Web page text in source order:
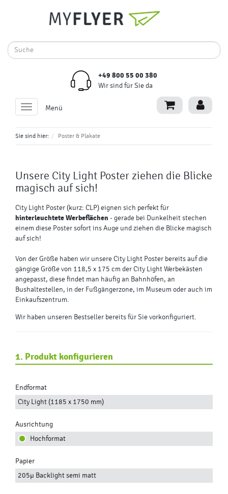
+49 800 55 00 380
Wir sind für Sie da
Toggle
navigation
Menü
Sie sind hier: Poster & Plakate
Unsere City Light Poster ziehen die Blicke
magisch auf sich!
City Light Poster (kurz: CLP) eignen sich perfekt für
hinterleuchtete Werbeflächen - gerade bei Dunkelheit stechen
einem diese Poster sofort ins Auge und ziehen die Blicke magisch
auf sich!
Von der Größe haben wir unsere City Light Poster bereits auf die
gängige Größe von 118,5 x 175 cm der City Light Werbekästen
angepasst, diese findet man häufig an Bahnhöfen, an
Bushaltestellen, in der Fußgängerzone, im Museum oder auch im
Einkaufszentrum.
Wir haben unseren Bestseller bereits für Sie vorkonfiguriert.
1. Produkt konfigurieren
Endformat
City Light (1185 x 1750 mm)
Ausrichtung
Hochformat
Papier
205µ Backlight semi matt